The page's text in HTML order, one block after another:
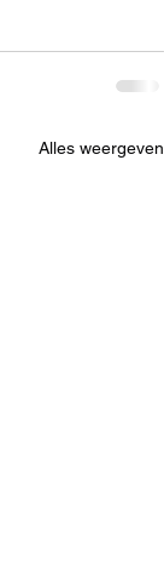
Alles weergeven